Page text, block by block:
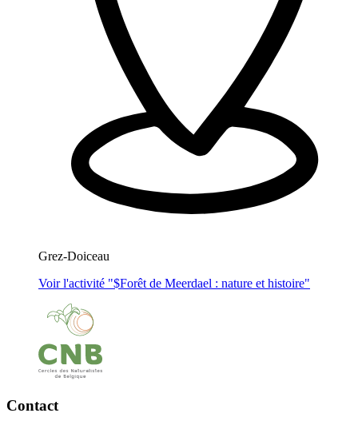
Grez-Doiceau
Voir l'activité "$Forêt de Meerdael : nature et histoire"
Contact